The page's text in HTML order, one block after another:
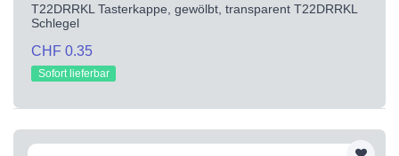
T22DRRKL Tasterkappe, gewölbt, transparent T22DRRKL
Schlegel
CHF 0.35
Sofort lieferbar